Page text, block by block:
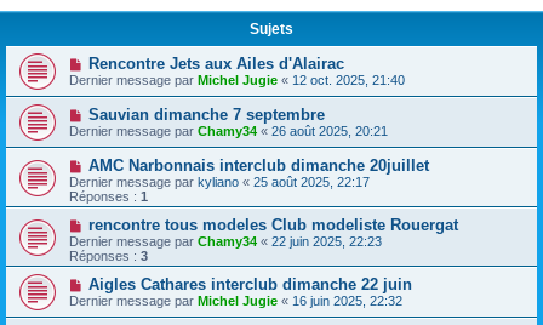
Sujets
Rencontre Jets aux Ailes d'Alairac
Dernier message par Michel Jugie « 12 oct. 2025, 21:40
Sauvian dimanche 7 septembre
Dernier message par Chamy34 « 26 août 2025, 20:21
AMC Narbonnais interclub dimanche 20juillet
Dernier message par kyliano « 25 août 2025, 22:17
Réponses : 1
rencontre tous modeles Club modeliste Rouergat
Dernier message par Chamy34 « 22 juin 2025, 22:23
Réponses : 3
Aigles Cathares interclub dimanche 22 juin
Dernier message par Michel Jugie « 16 juin 2025, 22:32